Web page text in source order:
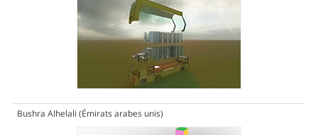
Bushra Alhelali (Émirats arabes unis)